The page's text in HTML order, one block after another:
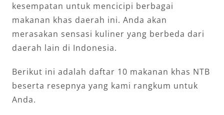
kesempatan untuk mencicipi berbagai
makanan khas daerah ini. Anda akan
merasakan sensasi kuliner yang berbeda dari
daerah lain di Indonesia.
Berikut ini adalah daftar 10 makanan khas NTB
beserta resepnya yang kami rangkum untuk
Anda.